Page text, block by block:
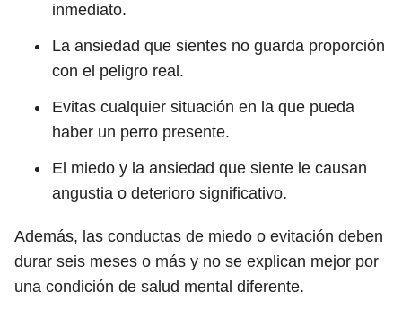
inmediato.
La ansiedad que sientes no guarda proporción
con el peligro real.
Evitas cualquier situación en la que pueda
haber un perro presente.
El miedo y la ansiedad que siente le causan
angustia o deterioro significativo.
Además, las conductas de miedo o evitación deben
durar seis meses o más y no se explican mejor por
una condición de salud mental diferente.